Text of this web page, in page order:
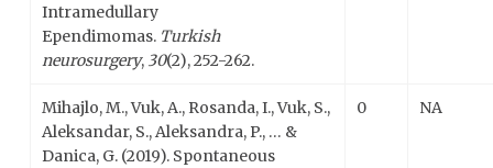
Intramedullary
Ependimomas. Turkish
neurosurgery, 30(2), 252-262.
Mihajlo, M., Vuk, A., Rosanda, I., Vuk, S.,
Aleksandar, S., Aleksandra, P., … &
Danica, G. (2019). Spontaneous
0 NA